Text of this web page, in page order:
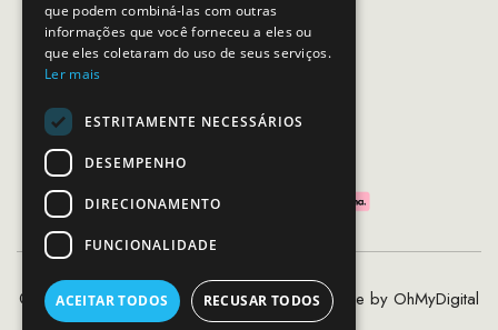
SEGUE-NOS
PAGAMENTOS SEGUROS
©2020 - 2026 MCS - Mob Crew Store | Made by OhMyDigital
que podem combiná-las com outras
informações que você forneceu a eles ou
que eles coletaram do uso de seus serviços.
Ler mais
ESTRITAMENTE NECESSÁRIOS
DESEMPENHO
DIRECIONAMENTO
FUNCIONALIDADE
ACEITAR TODOS RECUSAR TODOS